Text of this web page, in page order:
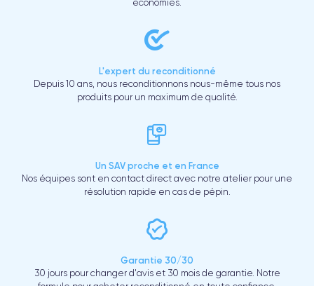
économies.
L'expert du reconditionné
Depuis 10 ans, nous reconditionnons nous-même tous nos
produits pour un maximum de qualité.
Un SAV proche et en France
Nos équipes sont en contact direct avec notre atelier pour une
résolution rapide en cas de pépin.
Garantie 30/30
30 jours pour changer d'avis et 30 mois de garantie. Notre